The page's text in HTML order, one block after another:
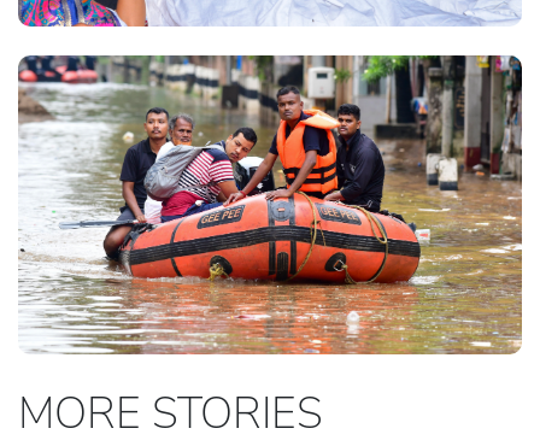
MORE STORIES